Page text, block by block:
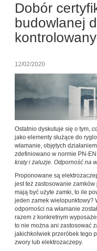
Dobór
budowlanej
12/02/2020
Ostatnio dyskutuje się o tym,
jako elementy służące do
włamanie, objętych
zdefiniowano w normie PN-
kraty i żaluzje. Odporność na
Proponowane są
jest też zastosowanie
mają być użyte zamki, to ile
jeden zamek wielopunktowy?
odporności na włamanie
razem z konkretnym
to nie można ani zastosować
jakichkolwiek przeróbek tego
zwory lub elektrozaczepy.